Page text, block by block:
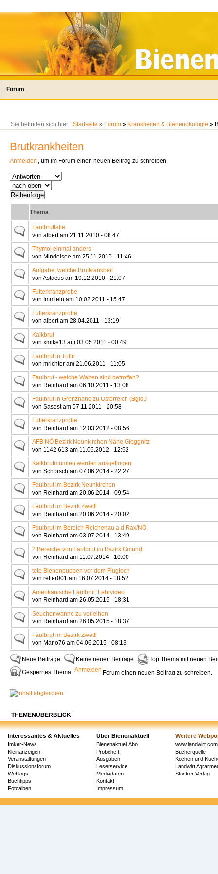
Forum
Sie befinden sich hier: Startseite » Forum » Krankheiten & Bienenökologie »
Brutkrankheiten
Anmelden , um im Forum einen neuen Beitrag zu schreiben.
Thema
Faulbrutfälle
von albert am 21.11.2010 - 08:47
Thymol einmal anders
von Mindelsee am 25.11.2010 - 11:46
Aufgabe, welche Brutkrankheit
von Astacus am 19.12.2010 - 21:07
Futterkranzprobe
von Immlein am 10.02.2011 - 15:47
Futterkranzprobe
von albert am 28.04.2011 - 13:19
Kalkbrut
von xmike13 am 03.05.2011 - 00:49
Faulbrut in Tulln
von mrichter am 21.06.2011 - 11:05
Faulbrut - welche Waben sind betroffen?
von Reinhard am 06.10.2011 - 13:08
Faulbrut in Grenznähe zu Österreich (Bgld.)
von Sasest am 07.11.2011 - 20:58
Futterkranzprobe
von Reinhard am 12.03.2012 - 08:56
AFB NÖ Bezirk Neunkirchen Nähe Gloggnitz
von 1142 613 am 11.06.2012 - 12:52
Kalkbrutmumien werden ausgeflogen
von Schorsch am 07.06.2014 - 22:27
Faulbrut im Bezirk Neunkirchen
von Reinhard am 20.06.2014 - 09:54
Faulbrut im Bezirk Zwettl
von Reinhard am 20.06.2014 - 20:02
Faulbrut im Bereich Reichenau a.d Rax/NÖ
von Reinhard am 03.07.2014 - 13:49
2 Bereiche von Faulbrut im Bezirk Gmünd
von Reinhard am 11.07.2014 - 10:00
tote Bienenpuppen vor dem Flugloch
von retter001 am 16.07.2014 - 18:52
Amerikanische Faulbrut, Lehrvideo
von Reinhard am 26.05.2015 - 18:31
Seuchenwanne zu verleihen
von Reinhard am 26.05.2015 - 18:37
Faulbrut im Bezirk Zwettl
von Mario76 am 04.06.2015 - 08:13
Neue Beiträge Keine neuen Beiträge
Top Thema mit neuen
Gesperrtes Thema Anmelden Forum einen neuen Beitrag zu schreiben.
THEMENÜBERBLICK
Interessantes & Aktuelles Über Bienenaktuell Weitere
Imker-News
Kleinanzeigen
Veranstaltungen
Diskussionsforum
Weblogs
Buchtipps
Fotoalben
Bienenaktuell Abo
Probeheft
Ausgaben
Leserservice
Mediadaten
Kontakt
Impressum
www.landwirt.com
Bücherquelle
Kochen und
Landwirt
Stocker Verlag